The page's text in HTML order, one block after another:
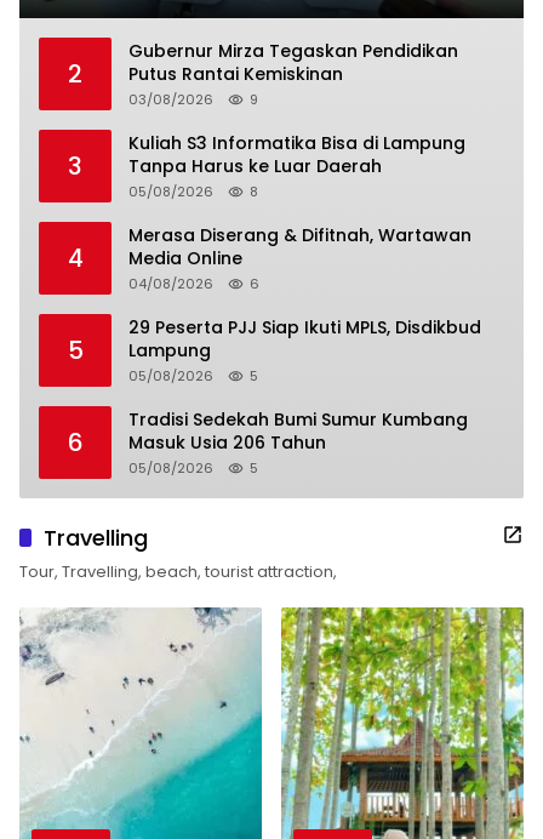
2
Gubernur Mirza Tegaskan Pendidikan
Putus Rantai Kemiskinan
03/08/2026 9
3
Kuliah S3 Informatika Bisa di Lampung
Tanpa Harus ke Luar Daerah
05/08/2026 8
4
Merasa Diserang & Difitnah, Wartawan
Media Online
04/08/2026 6
5
29 Peserta PJJ Siap Ikuti MPLS, Disdikbud
Lampung
05/08/2026 5
6
Tradisi Sedekah Bumi Sumur Kumbang
Masuk Usia 206 Tahun
05/08/2026 5
Travelling
Tour, Travelling, beach, tourist attraction,